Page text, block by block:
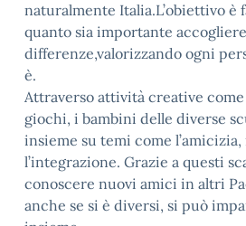
naturalmente Italia.L’obiettivo è
quanto sia importante
differenze,valorizzando ogni
è.
Attraverso attività creative
giochi, i bambini delle diverse
insieme su temi come
l’integrazione. Grazie a questi
conoscere nuovi amici in altri
anche se si è diversi, si può